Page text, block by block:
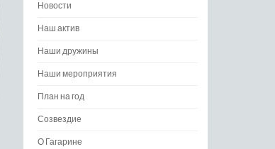
Новости
Наш актив
Наши дружины
Наши мероприятия
План на год
Созвездие
О Гагарине